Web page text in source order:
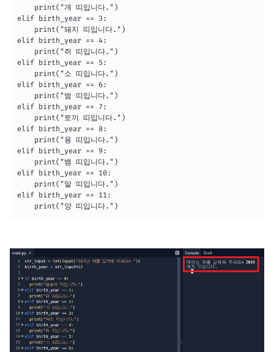
elif birth_year == 3:
elif birth_year == 4:
elif birth_year == 5:
elif birth_year == 6:
elif birth_year == 7:
elif birth_year == 8:
elif birth_year == 9:
elif birth_year == 10:
elif birth_year == 11:
	print("양 띠입니다.")